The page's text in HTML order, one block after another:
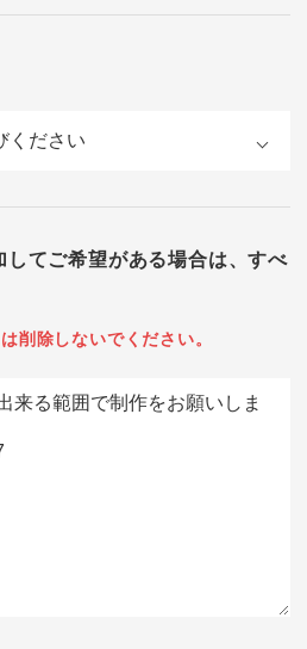
てご希望がある場合は、すべ
削除しないでください。